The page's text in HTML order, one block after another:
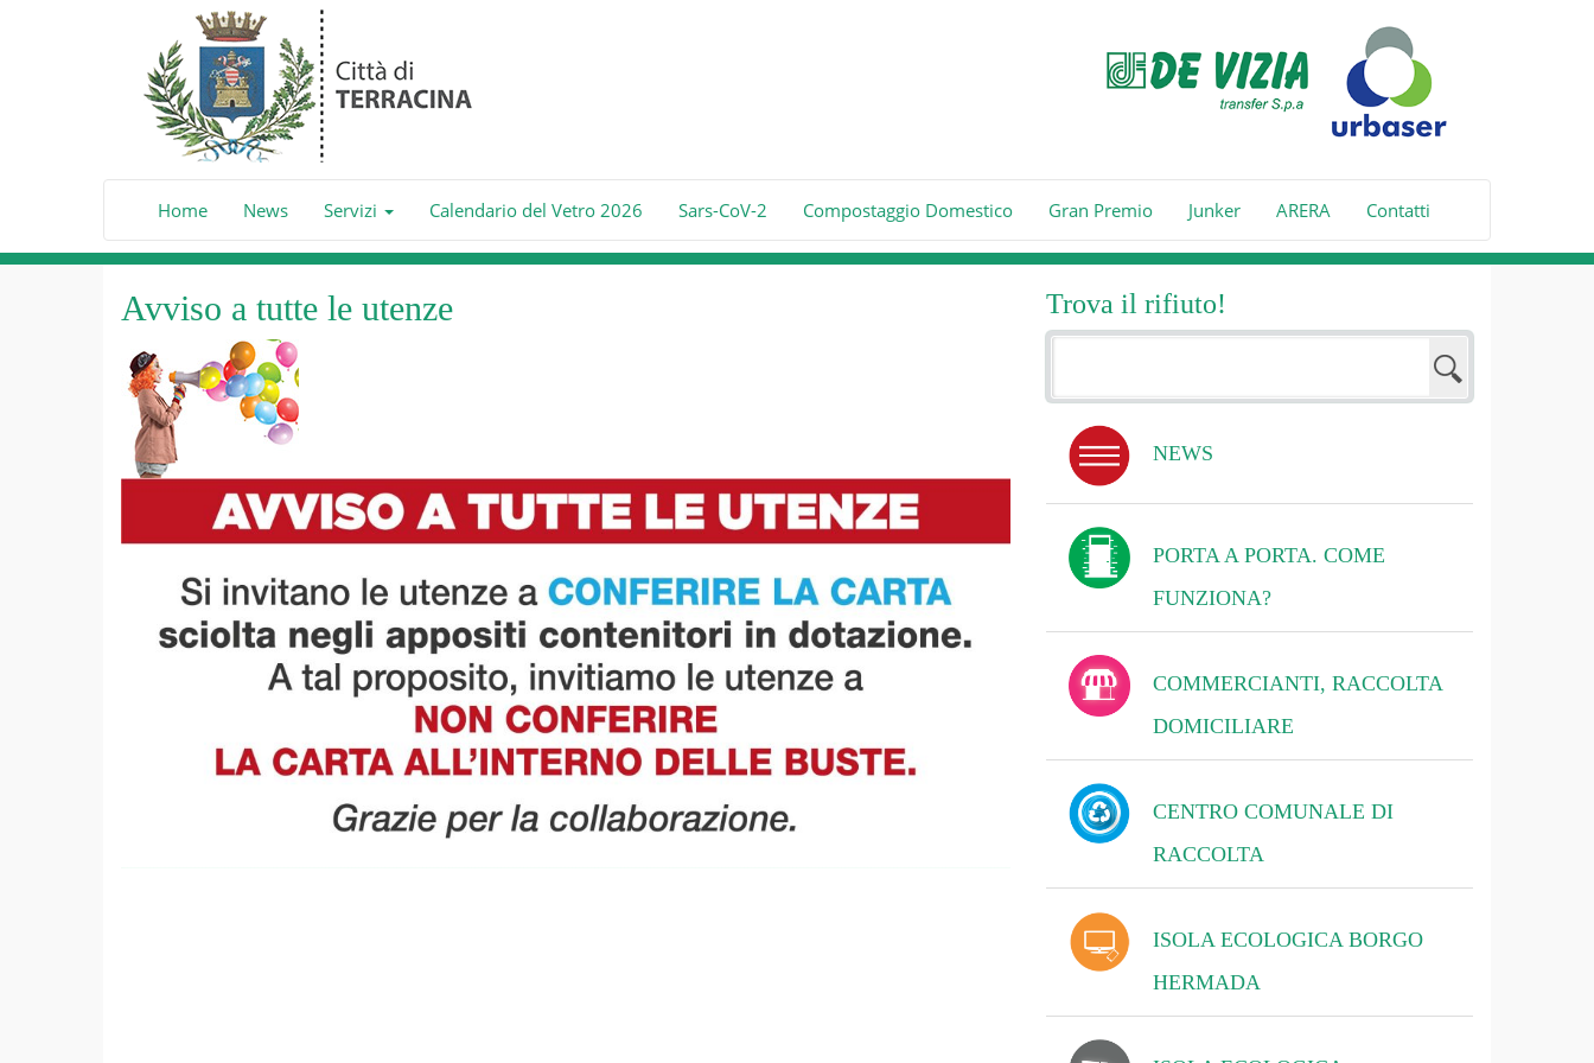
Home News Servizi Calendario del Vetro 2026 Sars-CoV-2 Compostaggio Domestico Gran Premio Junker ARERA Contatti
Avviso a tutte le utenze Trova il rifiuto!
NEWS
PORTA A PORTA. COME
FUNZIONA?
COMMERCIANTI, RACCOLTA
DOMICILIARE
CENTRO COMUNALE DI
RACCOLTA
ISOLA ECOLOGICA BORGO
HERMADA